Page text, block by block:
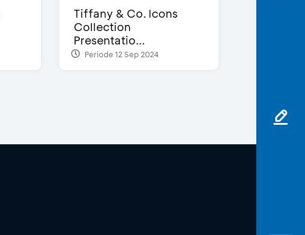
Tiffany & Co. Icons
Collection
Presentatio...
Periode 12 Sep 2024